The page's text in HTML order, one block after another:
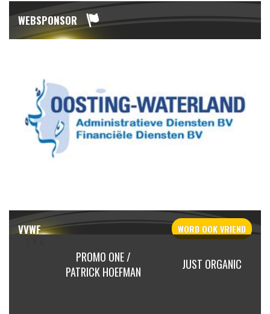
WEBSPONSOR
VVWF WORD OOKVRIEND
PROMO ONE /
PATRICK HOEFMAN
JUST ORGANIC